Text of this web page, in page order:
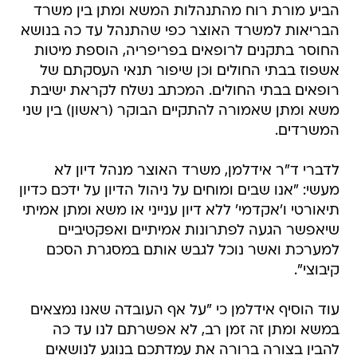
הביע מורת רוח מהתנהלות המשא ומתן בין משרד
הבריאות למשרד האוצר כפי שהתנהל עד כה בנושא
החוסר בתקנים לרופאים בפריפריה, הוספת מיטות
אשפוז בבתי החולים וכן שיפור תנאי העסקתם של
רופאים בבתי החולים. המכתב נשלח לקראת ישיבת
משא ומתן שאמורה להתקיים הבוקר (ראשון) בין שני
המשרדים.
לדברי ד"ר אידלמן, משרד האוצר מנהל דיון לא
מעשי: "אנו שבים ומוחים על ניהול הדיון על ידכם כדיון
תיאורטי ו'אקדמי' ללא דיון ענייני או משא ומתן אמיתי
שיאפשר הגעה לפתרונות אמיתיים ואפקטיביים
למערכת ואשר נוכל לגבש אותם במסגרת הסכם
קיבוצי".
עוד הוסיף אידלמן כי "על אף העובדה שאנו נמצאים
במשא ומתן זה זמן רב, לא אפשרתם לנו עד כה
להבין בצורה ברורה את עמדתכם בנוגע לנושאים